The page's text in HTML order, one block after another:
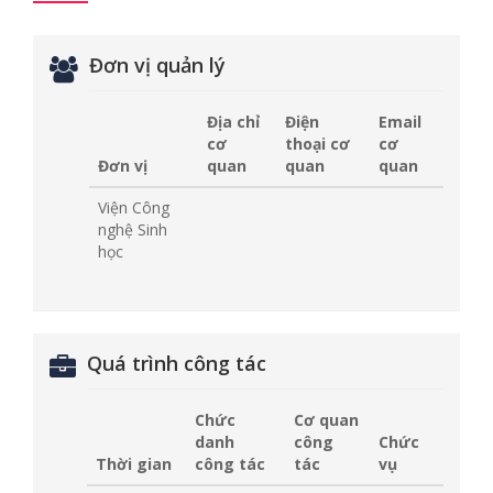
Đơn vị quản lý
Đơn vị
Địa chỉ
cơ
quan
Điện
thoại cơ
quan
Email
cơ
quan
Viện Công
nghệ Sinh
học
Quá trình công tác
Thời gian
Chức
danh
công tác
Cơ quan
công
tác
Chức
vụ